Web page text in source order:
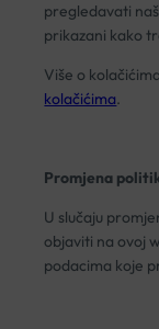
pregledavati
prikazani kako
Više o
kolačićima.
Promjena
U slučaju
objaviti na ovoj
podacima koje